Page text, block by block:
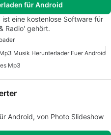
für Android
eine kostenlose Software für
Radio' gehört.
Musik Herunterlader Fuer Android
Mp3
Android, von Photo Slideshow